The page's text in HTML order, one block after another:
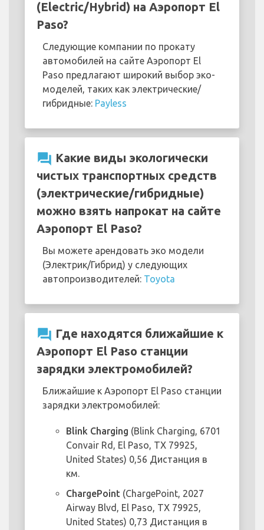
(Electric/Hybrid) на Аэропорт El
Paso?
Следующие компании по прокату
автомобилей на сайте Аэропорт El
Paso предлагают широкий выбор эко-
моделей, таких как электрические/
гибридные: Payless
question_answer Какие виды экологически
чистых транспортных средств
(электрические/гибридные)
можно взять напрокат на сайте
Аэропорт El Paso?
Вы можете арендовать эко модели
(Электрик/Гибрид) у следующих
автопроизводителей: Toyota
question_answer Где находятся ближайшие к
Аэропорт El Paso станции
зарядки электромобилей?
Ближайшие к Аэропорт El Paso станции
зарядки электромобилей:
Blink Charging (Blink Charging, 6701
Convair Rd, El Paso, TX 79925,
United States) 0,56 Дистанция в
км.
ChargePoint (ChargePoint, 2027
Airway Blvd, El Paso, TX 79925,
United States) 0,73 Дистанция в